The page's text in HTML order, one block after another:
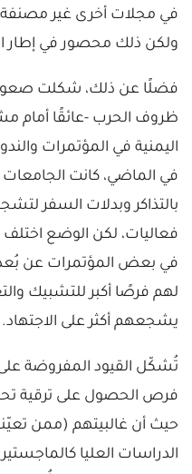
في مجلات أخرى غير
ولكن ذلك محصور في إطار
فضلًا عن ذلك، شكلت
ظروف الحرب -عائقًا أمام
اليمنية في المؤتمرات
في الماضي، كانت الجامعات
بالتذاكر وبدلات السفر
فعاليات، لكن الوضع اختلف
في بعض المؤتمرات عن بُعد
لهم فرصًا أكبر للتشبيك
يشجعهم أكثر على الاجتهاد.
تُشكّل القيود المفروضة
فرص الحصول على ترقية
الدراسات العليا